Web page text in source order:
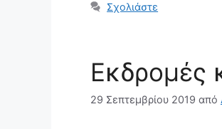
Σχολιάστε
Εκδρομές
29 Σεπτεμβρίου 2019 από